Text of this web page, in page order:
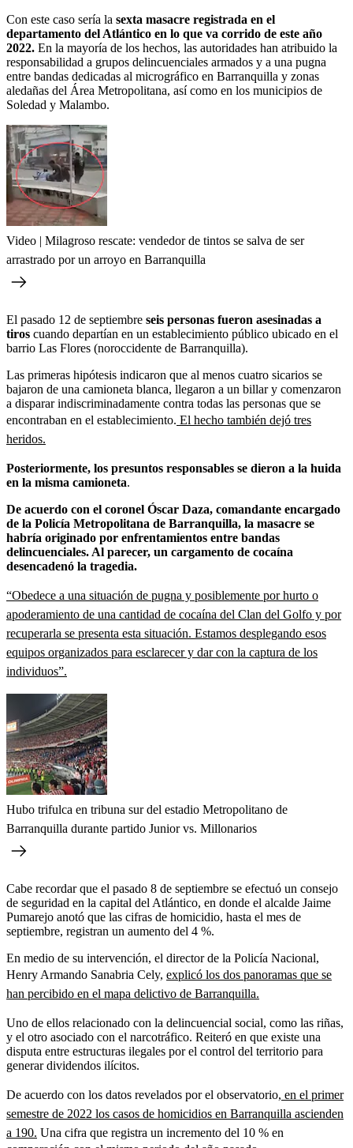
Con este caso sería la sexta masacre registrada en el
departamento del Atlántico en lo que va corrido de este año
2022. En la mayoría de los hechos, las autoridades han atribuido la
responsabilidad a grupos delincuenciales armados y a una pugna
entre bandas dedicadas al micrográfico en Barranquilla y zonas
aledañas del Área Metropolitana, así como en los municipios de
Soledad y Malambo.
Video | Milagroso rescate: vendedor de tintos se salva de ser
arrastrado por un arroyo en Barranquilla
El pasado 12 de septiembre seis personas fueron asesinadas a
tiros cuando departían en un establecimiento público ubicado en el
barrio Las Flores (noroccidente de Barranquilla).
Las primeras hipótesis indicaron que al menos cuatro sicarios se
bajaron de una camioneta blanca, llegaron a un billar y comenzaron
a disparar indiscriminadamente contra todas las personas que se
encontraban en el establecimiento. El hecho también dejó tres
heridos.
Posteriormente, los presuntos responsables se dieron a la huida
en la misma camioneta.
De acuerdo con el coronel Óscar Daza, comandante encargado
de la Policía Metropolitana de Barranquilla, la masacre se
habría originado por enfrentamientos entre bandas
delincuenciales. Al parecer, un cargamento de cocaína
desencadenó la tragedia.
“Obedece a una situación de pugna y posiblemente por hurto o
apoderamiento de una cantidad de cocaína del Clan del Golfo y por
recuperarla se presenta esta situación. Estamos desplegando esos
equipos organizados para esclarecer y dar con la captura de los
individuos”.
Hubo trifulca en tribuna sur del estadio Metropolitano de
Barranquilla durante partido Junior vs. Millonarios
Cabe recordar que el pasado 8 de septiembre se efectuó un consejo
de seguridad en la capital del Atlántico, en donde el alcalde Jaime
Pumarejo anotó que las cifras de homicidio, hasta el mes de
septiembre, registran un aumento del 4 %.
En medio de su intervención, el director de la Policía Nacional,
Henry Armando Sanabria Cely, explicó los dos panoramas que se
han percibido en el mapa delictivo de Barranquilla.
Uno de ellos relacionado con la delincuencial social, como las riñas,
y el otro asociado con el narcotráfico. Reiteró en que existe una
disputa entre estructuras ilegales por el control del territorio para
generar dividendos ilícitos.
De acuerdo con los datos revelados por el observatorio, en el primer
semestre de 2022 los casos de homicidios en Barranquilla ascienden
a 190. Una cifra que registra un incremento del 10 % en